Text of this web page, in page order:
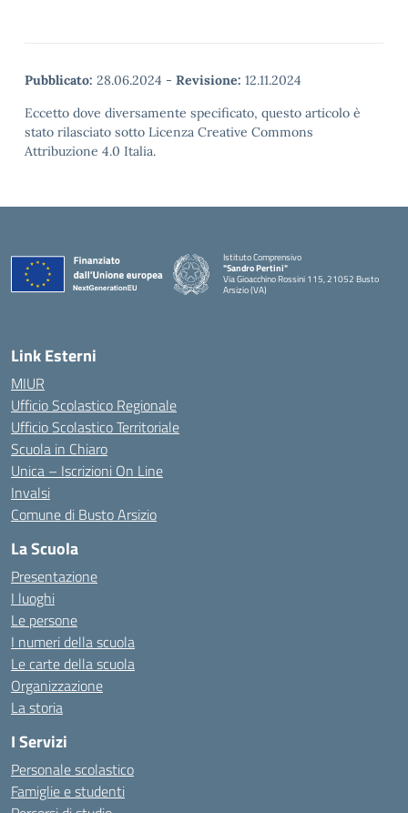
Pubblicato: 28.06.2024 - Revisione: 12.11.2024
Eccetto dove diversamente specificato, questo articolo è
stato rilasciato sotto Licenza Creative Commons
Attribuzione 4.0 Italia.
Istituto Comprensivo
"Sandro Pertini"
Via Gioacchino Rossini 115, 21052 Busto
Arsizio (VA)
Link Esterni
MIUR
Ufficio Scolastico Regionale
Ufficio Scolastico Territoriale
Scuola in Chiaro
Unica – Iscrizioni On Line
Invalsi
Comune di Busto Arsizio
La Scuola
Presentazione
I luoghi
Le persone
I numeri della scuola
Le carte della scuola
Organizzazione
La storia
I Servizi
Personale scolastico
Famiglie e studenti